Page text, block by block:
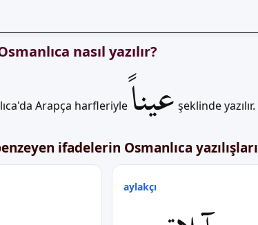
nasıl yazılır?
Arapça harfleriyleعیناً şeklinde yazılır.
ifadelerin Osmanlıca yazılışları
aylakçı